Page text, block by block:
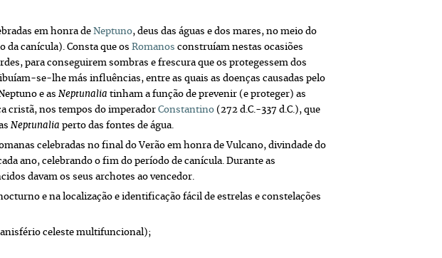
em honra de Neptuno, deus das águas e dos mares, no meio do
da canícula). Consta que os Romanos construíam nestas ocasiões
para conseguirem sombras e frescura que os protegessem dos
se-lhe más influências, entre as quais as doenças causadas pelo
e as Neptunalia tinham a função de prevenir (e proteger) as
cristã, nos tempos do imperador Constantino (272 d.C.-337 d.C.), que
Neptunalia perto das fontes de água.
celebradas no final do Verão em honra de Vulcano, divindade do
ano, celebrando o fim do período de canícula. Durante as
davam os seus archotes ao vencedor.
e na localização e identificação fácil de estrelas e constelações
celeste multifuncional);